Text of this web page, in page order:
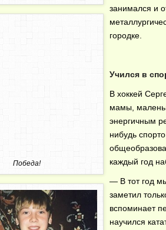
Победа!
занимался и
городке.
Учился в
В хоккей
мамы,
энергичным
нибудь
каждый год
— В тот год
заметил
вспоминает
научился